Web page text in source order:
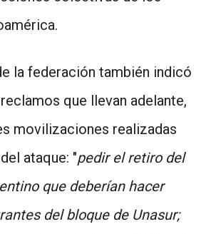
la federación también indicó
que llevan adelante,
movilizaciones realizadas
ataque: "pedir el retiro del
que deberían hacer
del bloque de Unasur;